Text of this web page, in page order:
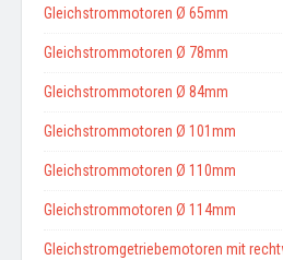
Gleichstrommotoren Ø 65mm
Gleichstrommotoren Ø 78mm
Gleichstrommotoren Ø 84mm
Gleichstrommotoren Ø 101mm
Gleichstrommotoren Ø 110mm
Gleichstrommotoren Ø 114mm
Gleichstromgetriebemotoren mit